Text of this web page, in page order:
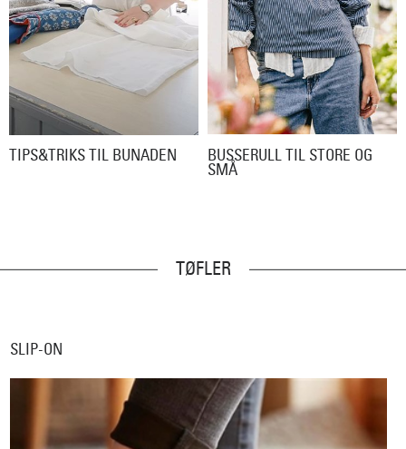
TIPS&TRIKS TIL BUNADEN BUSSERULL TIL STORE OG
SMÅ
TØFLER
SLIP-ON